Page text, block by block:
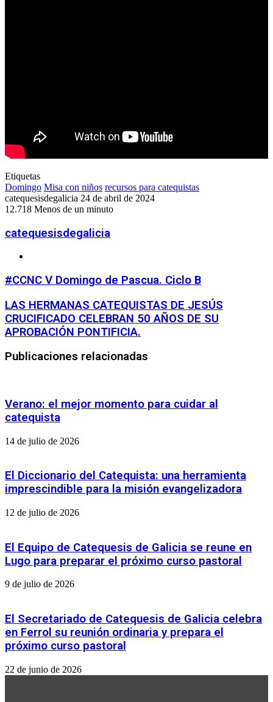
Etiquetas
Domingo Misa con niños recursos para catequistas
catequesisdegalicia Send
an
24 de abril de 2024
12.718 Menos de un minuto
catequesisdegalicia
#CCNC
Domingo
de
Pascua.
Ciclo
#CCNC V Domingo de Pascua. Ciclo B
LAS
HERMANAS
CATEQUISTAS
DE
CRUCIFICADO
DE
SU
APROBACIÓN
LAS HERMANAS CATEQUISTAS DE JESÚS
CRUCIFICADO CELEBRAN 50 AÑOS DE SU
APROBACIÓN PONTIFICIA.
Publicaciones relacionadas
Verano: el mejor momento para cuidar al
catequista
14 de julio de 2026
El Diccionario del Catequista: una herramienta
imprescindible para la misión evangelizadora
12 de julio de 2026
El Equipo de Catequesis de Galicia se reune en
Lugo para preparar el próximo curso pastoral
9 de julio de 2026
El Secretariado de Catequesis de Galicia celebra
en Ferrol su reunión ordinaria y prepara el
próximo curso pastoral
22 de junio de 2026